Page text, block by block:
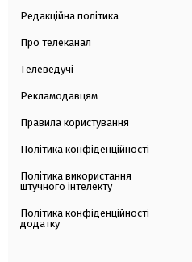
Редакційна політика
Про телеканал
Телеведучі
Рекламодавцям
Правила користування
Політика конфіденційності
Політика використання
штучного інтелекту
Політика конфіденційності
додатку